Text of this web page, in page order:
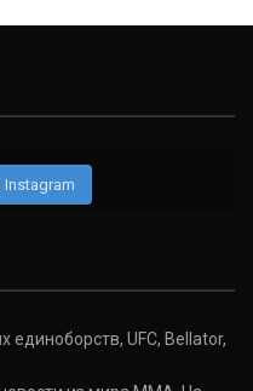
Instagram
UFC, Bellator,